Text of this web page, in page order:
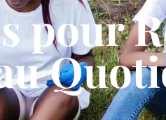
pour